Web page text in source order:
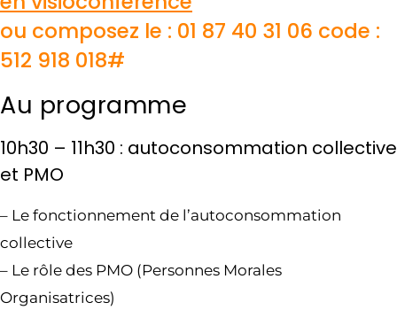
ou composez le : 01 87 40 31 06‬ code :
‪512 918 018‬#
Au programme
10h30 – 11h30 : autoconsommation collective
et PMO
– Le fonctionnement de l’autoconsommation
collective
– Le rôle des PMO (Personnes Morales
Organisatrices)